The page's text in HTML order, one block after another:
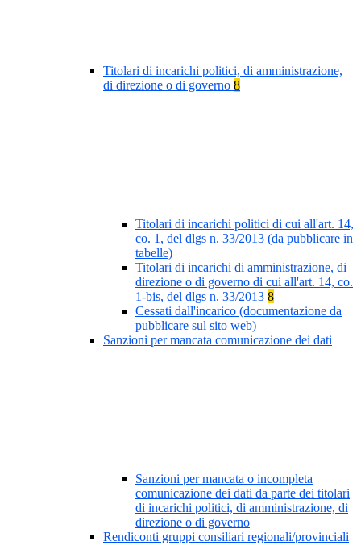
Titolari di incarichi politici, di amministrazione,
di direzione o di governo 8
Titolari di incarichi politici di cui all'art. 14,
co. 1, del dlgs n. 33/2013 (da pubblicare in
tabelle)
Titolari di incarichi di amministrazione, di
direzione o di governo di cui all'art. 14, co.
1-bis, del dlgs n. 33/2013 8
Cessati dall'incarico (documentazione da
pubblicare sul sito web)
Sanzioni per mancata comunicazione dei dati
Sanzioni per mancata o incompleta
comunicazione dei dati da parte dei titolari
di incarichi politici, di amministrazione, di
direzione o di governo
Rendiconti gruppi consiliari regionali/provinciali